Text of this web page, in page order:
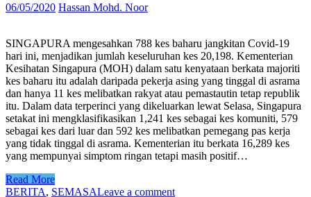
06/05/2020 Hassan Mohd. Noor
SINGAPURA mengesahkan 788 kes baharu jangkitan Covid-19
hari ini, menjadikan jumlah keseluruhan kes 20,198. Kementerian
Kesihatan Singapura (MOH) dalam satu kenyataan berkata majoriti
kes baharu itu adalah daripada pekerja asing yang tinggal di asrama
dan hanya 11 kes melibatkan rakyat atau pemastautin tetap republik
itu. Dalam data terperinci yang dikeluarkan lewat Selasa, Singapura
setakat ini mengklasifikasikan 1,241 kes sebagai kes komuniti, 579
sebagai kes dari luar dan 592 kes melibatkan pemegang pas kerja
yang tidak tinggal di asrama. Kementerian itu berkata 16,289 kes
yang mempunyai simptom ringan tetapi masih positif…
Read More
BERITA, SEMASALeave a comment